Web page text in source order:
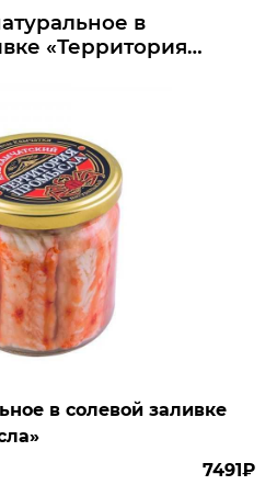
в
«Территория
в солевой заливке
7491₽